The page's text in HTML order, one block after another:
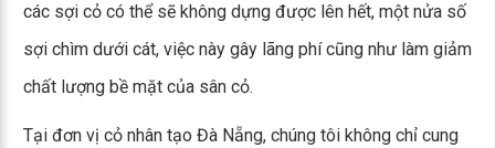
các sợi cỏ có thể sẽ không dựng được lên hết, một nửa số
sợi chìm dưới cát, việc này gây lãng phí cũng như làm giảm
chất lượng bề mặt của sân cỏ.
Tại đơn vị cỏ nhân tạo Đà Nẵng, chúng tôi không chỉ cung